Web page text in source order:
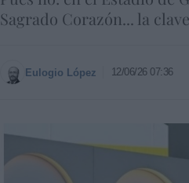
Sagrado Corazón... la
Eulogio López 12/06/26 07:36